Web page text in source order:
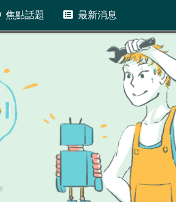
焦點話題 最新消息